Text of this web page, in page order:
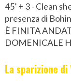
45’ + 3 - Clean
presenza di
È FINITA
DOMENICALE
La sparizione